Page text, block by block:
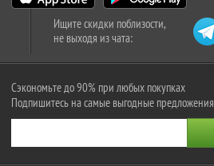
Ищите скидки поблизости,
не выходя из чата:
Сэкономьте до 90% при любых покупках
Подпишитесь на самые выгодные предложения